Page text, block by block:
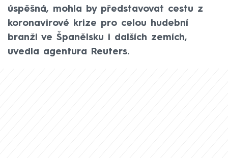
úspěšná, mohla by představovat cestu z
koronavirové krize pro celou hudební
branži ve Španělsku i dalších zemích,
uvedla agentura Reuters.